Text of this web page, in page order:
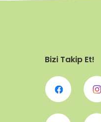
Bizi Takip Et!